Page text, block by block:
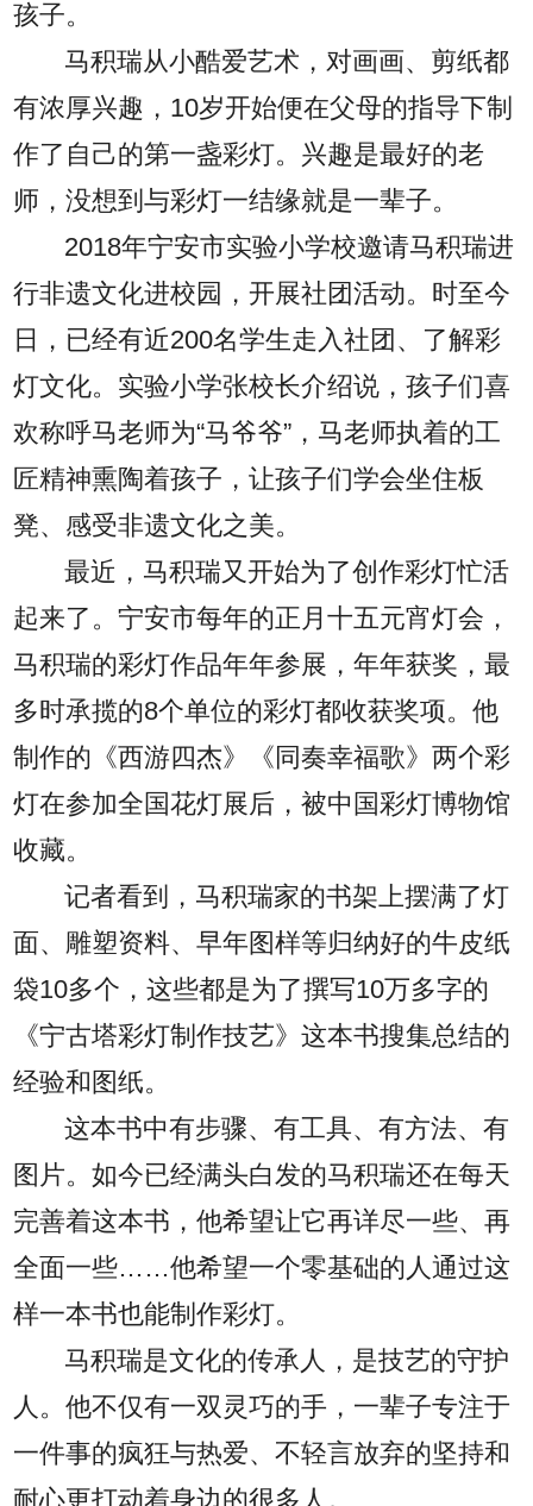
孩子。
马积瑞从小酷爱艺术，对画画、剪纸都
有浓厚兴趣，10岁开始便在父母的指导下制
作了自己的第一盏彩灯。兴趣是最好的老
师，没想到与彩灯一结缘就是一辈子。
2018年宁安市实验小学校邀请马积瑞进
行非遗文化进校园，开展社团活动。时至今
日，已经有近200名学生走入社团、了解彩
灯文化。实验小学张校长介绍说，孩子们喜
欢称呼马老师为“马爷爷”，马老师执着的工
匠精神熏陶着孩子，让孩子们学会坐住板
凳、感受非遗文化之美。
最近，马积瑞又开始为了创作彩灯忙活
起来了。宁安市每年的正月十五元宵灯会，
马积瑞的彩灯作品年年参展，年年获奖，最
多时承揽的8个单位的彩灯都收获奖项。他
制作的《西游四杰》《同奏幸福歌》两个彩
灯在参加全国花灯展后，被中国彩灯博物馆
收藏。
记者看到，马积瑞家的书架上摆满了灯
面、雕塑资料、早年图样等归纳好的牛皮纸
袋10多个，这些都是为了撰写10万多字的
《宁古塔彩灯制作技艺》这本书搜集总结的
经验和图纸。
这本书中有步骤、有工具、有方法、有
图片。如今已经满头白发的马积瑞还在每天
完善着这本书，他希望让它再详尽一些、再
全面一些……他希望一个零基础的人通过这
样一本书也能制作彩灯。
马积瑞是文化的传承人，是技艺的守护
人。他不仅有一双灵巧的手，一辈子专注于
一件事的疯狂与热爱、不轻言放弃的坚持和